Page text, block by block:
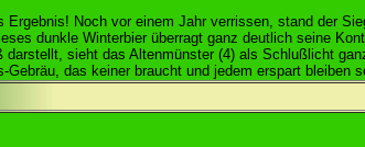
Ergebnis! Noch vor einem Jahr verrissen, stand der
dunkle Winterbier überragt ganz deutlich seine
darstellt, sieht das Altenmünster (4) als Schlußlicht
Gebräu, das keiner braucht und jedem erspart bleiben